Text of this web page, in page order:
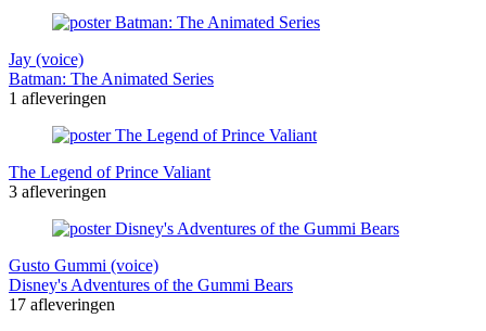
Jay (voice)
Batman: The Animated Series
1 afleveringen
The Legend of Prince Valiant
3 afleveringen
Gusto Gummi (voice)
Disney's Adventures of the Gummi Bears
17 afleveringen